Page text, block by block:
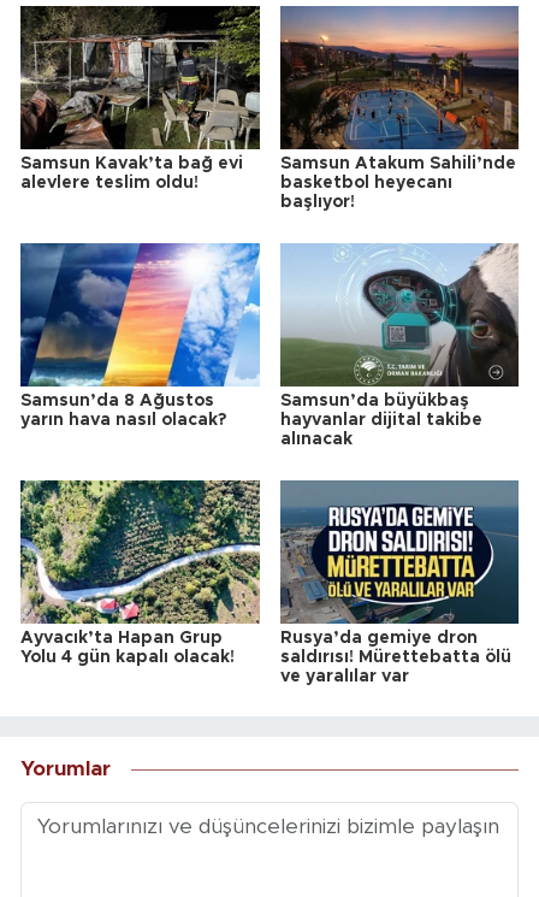
Samsun Kavak’ta bağ evi
alevlere teslim oldu!
Samsun Atakum Sahili’nde
basketbol heyecanı
başlıyor!
Samsun’da 8 Ağustos
yarın hava nasıl olacak?
Samsun’da büyükbaş
hayvanlar dijital takibe
alınacak
Ayvacık’ta Hapan Grup
Yolu 4 gün kapalı olacak!
Rusya’da gemiye dron
saldırısı! Mürettebatta ölü
ve yaralılar var
Yorumlar